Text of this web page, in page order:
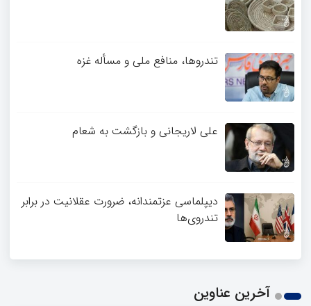
تندروها، منافع ملی و مسأله غزه
علی لاریجانی و بازگشت به شعام
دیپلماسی عزتمندانه، ضرورت عقلانیت در برابر
تندروی‌ها
آخرین عناوین